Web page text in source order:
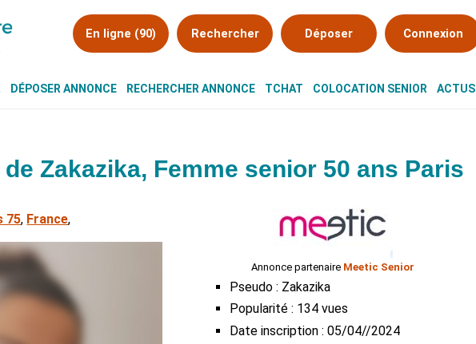
En ligne (90) Rechercher Déposer Connexion
DÉPOSER ANNONCE RECHERCHER ANNONCE TCHAT COLOCATION SENIOR ACTUS
Zakazika, Femme senior 50 ans Paris
75, France,
Annonce partenaire Meetic Senior
Pseudo : Zakazika
Popularité : 134 vues
Date inscription : 05/04//2024